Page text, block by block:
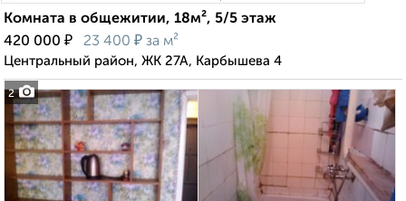
2
Комната в общежитии, 18м², 5/5 этаж
420 000 ₽ 23 400 ₽ за м²
Центральный район, ЖК 27А, Карбышева 4